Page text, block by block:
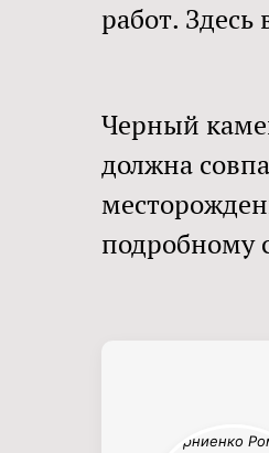
работ.
Черный
должна
подробному